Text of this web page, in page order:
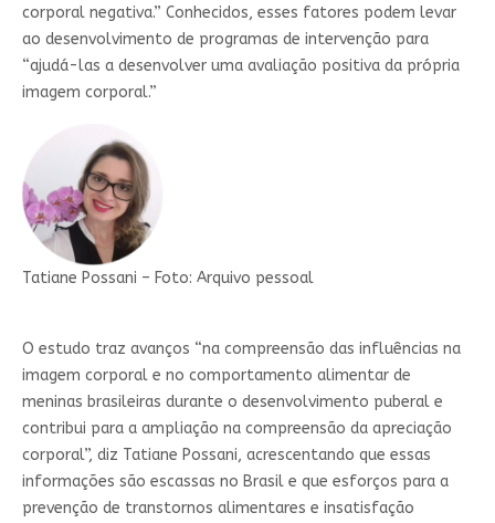
corporal negativa.” Conhecidos, esses fatores podem levar
ao desenvolvimento de programas de intervenção para
“ajudá-las a desenvolver uma avaliação positiva da própria
imagem corporal.”
Tatiane Possani – Foto: Arquivo pessoal
O estudo traz avanços “na compreensão das influências na
imagem corporal e no comportamento alimentar de
meninas brasileiras durante o desenvolvimento puberal e
contribui para a ampliação na compreensão da apreciação
corporal”, diz Tatiane Possani, acrescentando que essas
informações são escassas no Brasil e que esforços para a
prevenção de transtornos alimentares e insatisfação